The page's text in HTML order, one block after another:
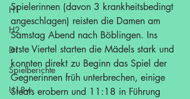
H1
H2
D1
Spielberichte
U18w
Spielerinnen (davon 3 krankheitsbedingt
angeschlagen) reisten die Damen am
Samstag Abend nach Böblingen. Ins
erste Viertel starten die Mädels stark und
konnten direkt zu Beginn das Spiel der
Gegnerinnen früh unterbrechen, einige
Steals erobern und 11:18 in Führung